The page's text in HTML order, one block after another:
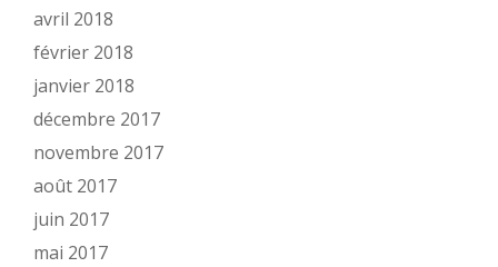
avril 2018
février 2018
janvier 2018
décembre 2017
novembre 2017
août 2017
juin 2017
mai 2017